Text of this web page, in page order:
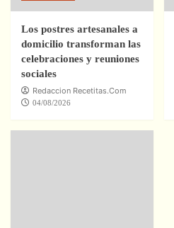
Los postres artesanales a
domicilio transforman las
celebraciones y reuniones
sociales
Redaccion Recetitas.Com
04/08/2026